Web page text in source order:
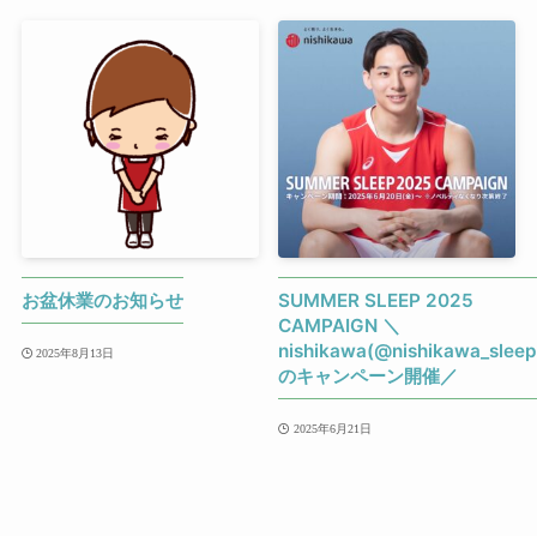
お盆休業のお知らせ
2025年8月13日
SUMMER SLEEP 2025
CAMPAIGN ＼
のキャンペーン開催／
2025年6月21日